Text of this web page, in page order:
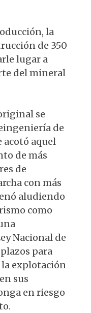
la
de 350
lugar a
del mineral
se
de
acotó aquel
de más
de
con más
aludiendo
como
Nacional de
para
la explotación
sus
en riesgo